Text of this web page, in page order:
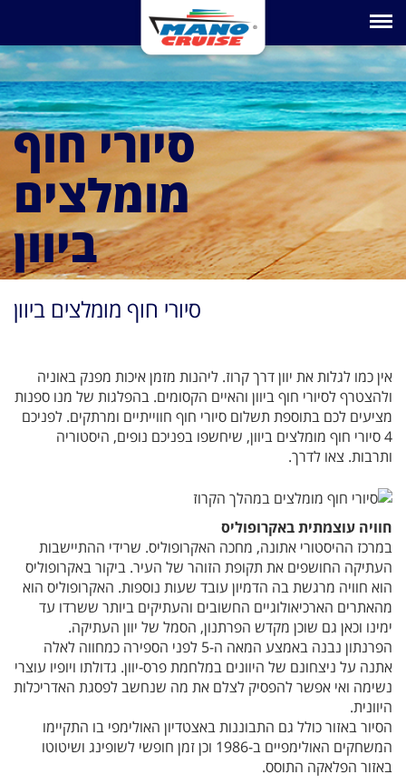
Toggle
סיורי חוף
מומלצים
ביוון
סיורי חוף מומלצים ביוון
אין כמו לגלות את יוון דרך קרוז. ליהנות מזמן איכות מפנק באוניה
ולהצטרף לסיורי חוף ביוון והאיים הקסומים. בהפלגות של מנו ספנות
מציעים לכם בתוספת תשלום סיורי חוף חווייתיים ומרתקים. לפניכם
4 סיורי חוף מומלצים ביוון, שיחשפו בפניכם נופים, היסטוריה
ותרבות. צאו לדרך.
חוויה עוצמתית באקרופוליס
במרכז ההיסטורי אתונה, מחכה האקרופוליס. שרידי ההתיישבות
העתיקה החושפים את תקופת הזוהר של העיר. ביקור באקרופוליס
הוא חוויה מרגשת בה הדמיון עובד שעות נוספות. האקרופוליס הוא
מהאתרים הארכיאולוגיים החשובים והעתיקים ביותר ששרדו עד
ימינו וכאן גם שוכן מקדש הפרתנון, הסמל של יוון העתיקה.
הפרנתון נבנה באמצע המאה ה-5 לפני הספירה כמחווה לאלה
אתנה על ניצחונם של היוונים במלחמת פרס-יוון. גדולתו ויופיו עוצרי
נשימה ואי אפשר להפסיק לצלם את מה שנחשב לפסגת האדריכלות
היוונית.
הסיור באזור כולל גם התבוננות באצטדיון האולימפי בו התקיימו
המשחקים האולימפיים ב-1986 וכן זמן חופשי לשופינג ושיטוטו
באזור הפלאקה התוסס.